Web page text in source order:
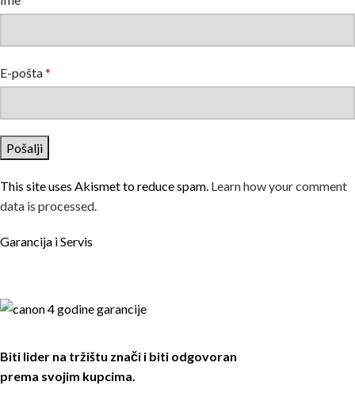
E-pošta*
This site uses Akismet to reduce spam. Learn how your comment
data is processed.
Garancija i Servis
Biti lider na tržištu znači i biti odgovoran
prema svojim kupcima.